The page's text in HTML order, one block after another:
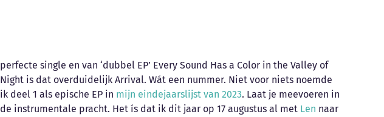
ik deel 1 als epische EP in mijn eindejaarslijst van 2023. Laat je meevoeren in
de instrumentale pracht. Het ís dat ik dit jaar op 17 augustus al met Len naar